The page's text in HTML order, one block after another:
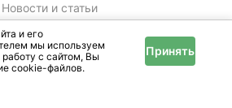
и его
мы используем
с сайтом, Вы
cookie-файлов.
Принять
Новости и статьи
Информация
и правила
договор